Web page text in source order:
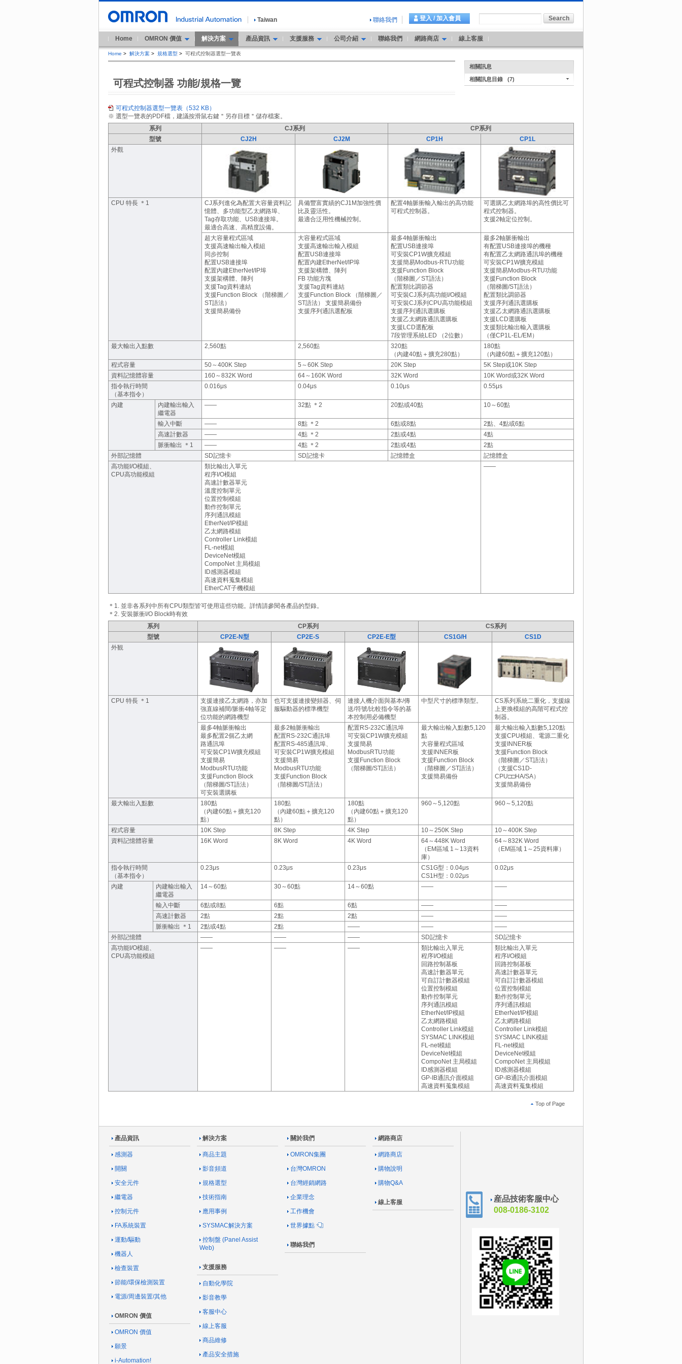
Taiwan 聯絡我們 登入 / 加入會員
Home OMRON 價值 解決方案 產品資訊 支援服務 公司介紹 聯絡我們 網路商店 線上客服
Home > 解決方案 > 規格選型 > 可程式控制器選型一覽表
可程式控制器 功能/規格一覽
相關訊息
相關訊息目錄 (7)
可程式控制器選型一覽表（532 KB）
※ 選型一覽表的PDF檔，建議按滑鼠右鍵＂另存目標＂儲存檔案。
系列
CJ系列
CP系列
型號
CJ2H CJ2M CP1H
CP1L
外觀
CPU 特長 ＊1
CJ系列進化為配置大容量資料記
憶體、多功能型乙太網路埠、
Tag存取功能、USB連接埠。
最適合高速、高精度設備。
具備豐富實績的CJ1M加強性價
比及靈活性。
最適合泛用性機械控制。
配置4軸脈衝輸入輸出的高功能
可程式控制器。
可選購乙太網路埠的高性價比可
程式控制器。
支援2軸定位控制。
超大容量程式區域
支援高速輸出輸入模組
同步控制
配置USB連接埠
配置內建EtherNet/IP埠
支援架構體、陣列
支援Tag資料連結
支援Function Block （階梯圖／
ST語法）
支援簡易備份
大容量程式區域
支援高速輸出輸入模組
配置USB連接埠
配置內建EtherNet/IP埠
支援架構體、陣列
FB 功能方塊
支援Tag資料連結
支援Function Block （階梯圖／
ST語法） 支援簡易備份
支援序列通訊選配板
最多4軸脈衝輸出
配置USB連接埠
可安裝CP1W擴充模組
支援簡易Modbus-RTU功能
支援Function Block
（階梯圖／ST語法）
配置類比調節器
可安裝CJ系列高功能I/O模組
可安裝CJ系列CPU高功能模組
支援序列通訊選購板
支援乙太網路通訊選購板
支援LCD選配板
7段管理系統LED （2位數）
最多2軸脈衝輸出
有配置USB連接埠的機種
有配置乙太網路通訊埠的機種
可安裝CP1W擴充模組
支援簡易Modbus-RTU功能
支援Function Block
（階梯圖/ST語法）
配置類比調節器
支援序列通訊選購板
支援乙太網路通訊選購板
支援LCD選購板
支援類比輸出輸入選購板
（僅CP1L-EL/EM）
最大輸出入點數
2,560點 2,560點
320點
（內建40點＋擴充280點）
180點
（內建60點＋擴充120點）
程式容量
50～400K Step 5～60K Step 20K Step
5K Step或10K Step
資料記憶體容量
160～832K Word 64～160K Word 32K Word
10K Word或32K Word
指令執行時間
（基本指令）
0.016μs 0.04μs 0.10μs 0.55μs
內建
內建輸出輸入
繼電器
―― 32點 ＊2 20點或40點 10～60點
輸入中斷 ―― 8點 ＊2 6點或8點
2點、4點或6點
高速計數器
―― 4點 ＊2 2點或4點
4點
脈衝輸出 ＊1
―― 4點 ＊2 2點或4點
2點
外部記憶體
SD記憶卡 SD記憶卡 記憶體盒
記憶體盒
高功能I/O模組、
CPU高功能模組
類比輸出入單元
程序I/O模組
高速計數器單元
溫度控制單元
位置控制模組
動作控制單元
序列通訊模組
EtherNet/IP模組
乙太網路模組
Controller Link模組
FL-net模組
DeviceNet模組
CompoNet 主局模組
ID感測器模組
高速資料蒐集模組
EtherCAT子機模組
――
＊1. 並非各系列中所有CPU類型皆可使用這些功能。詳情請參閱各產品的型錄。
＊2. 安裝脈衝I/O Block時有效
系列
CP系列
CS系列
型號
CP2E-N型 CP2E-S CP2E-E型 CS1G/H
CS1D
外観
CPU 特長 ＊1
支援連接乙太網路，亦加
強直線補間/脈衝4軸等定
位功能的網路機型
也可支援連接變頻器、伺
服驅動器的標準機型
連接人機介面與基本/傳
送/符號/比較指令等的基
本控制用必備機型
中型尺寸的標準類型。
CS系列系統二重化，支援線
上更換模組的高階可程式控
制器。
最多4軸脈衝輸出
最多配置2個乙太網
路通訊埠
可安裝CP1W擴充模組
支援簡易
ModbusRTU功能
支援Function Block
（階梯圖/ST語法）
可安裝選購板
最多2軸脈衝輸出
配置RS-232C通訊埠
配置RS-485通訊埠、
可安裝CP1W擴充模組
支援簡易
ModbusRTU功能
支援Function Block
（階梯圖/ST語法）
配置RS-232C通訊埠
可安裝CP1W擴充模組
支援簡易
ModbusRTU功能
支援Function Block
（階梯圖/ST語法）
最大輸出輸入點數5,120
點
大容量程式區域
支援INNER板
支援Function Block
（階梯圖／ST語法）
支援簡易備份
最大輸出輸入點數5,120點
支援CPU模組、電源二重化
支援INNER板
支援Function Block
（階梯圖／ST語法）
（支援CS1D-
CPU□□HA/SA）
支援簡易備份
最大輸出入點數
180點
（內建60點＋擴充120
點）
180點
（內建60點＋擴充120
點）
180點
（內建60點＋擴充120
點）
960～5,120點 960～5,120點
程式容量 10K Step 8K Step 4K Step 10～250K Step
10～400K Step
資料記憶體容量
16K Word 8K Word 4K Word
64～448K Word
（EM區域 1～13資料
庫）
64～832K Word
（EM區域 1～25資料庫）
指令執行時間
（基本指令）
0.23μs 0.23μs 0.23μs
CS1G型：0.04μs
CS1H型：0.02μs
0.02μs
內建
內建輸出輸入
繼電器
14～60點 30～60點 14～60點 ―― ――
輸入中斷 6點或8點 6點 6點 ――
――
高速計數器
2點 2點 2點 ――
――
脈衝輸出 ＊1
2點或4點 2點 ―― ――
――
外部記憶體
―― ―― ―― SD記憶卡
SD記憶卡
高功能I/O模組、
CPU高功能模組
―― ―― ――
類比輸出入單元
程序I/O模組
回路控制基板
高速計數器單元
可自訂計數器模組
位置控制模組
動作控制單元
序列通訊模組
EtherNet/IP模組
乙太網路模組
Controller Link模組
SYSMAC LINK模組
FL-net模組
DeviceNet模組
CompoNet 主局模組
ID感測器模組
GP-IB通訊介面模組
高速資料蒐集模組
類比輸出入單元
程序I/O模組
回路控制基板
高速計數器單元
可自訂計數器模組
位置控制模組
動作控制單元
序列通訊模組
EtherNet/IP模組
乙太網路模組
Controller Link模組
SYSMAC LINK模組
FL-net模組
DeviceNet模組
CompoNet 主局模組
ID感測器模組
GP-IB通訊介面模組
高速資料蒐集模組
Top of Page
產品資訊
感測器
開關
安全元件
繼電器
控制元件
FA系統裝置
運動/驅動
機器人
檢查裝置
節能/環保檢測裝置
電源/周邊裝置/其他
OMRON 價值
OMRON 價值
願景
i-Automation!
解決方案
商品主題
影音頻道
規格選型
技術指南
應用事例
SYSMAC解決方案
控制盤 (Panel Assist
Web)
支援服務
自動化學院
影音教學
客服中心
線上客服
商品維修
產品安全措施
關於我們
OMRON集團
台灣OMRON
台灣經銷網路
企業理念
工作機會
世界據點
聯絡我們
網路商店
網路商店
購物說明
購物Q&A
線上客服
産品技術客服中心
008-0186-3102